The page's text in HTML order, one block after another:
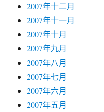
2007年十二月
2007年十一月
2007年十月
2007年九月
2007年八月
2007年七月
2007年六月
2007年五月